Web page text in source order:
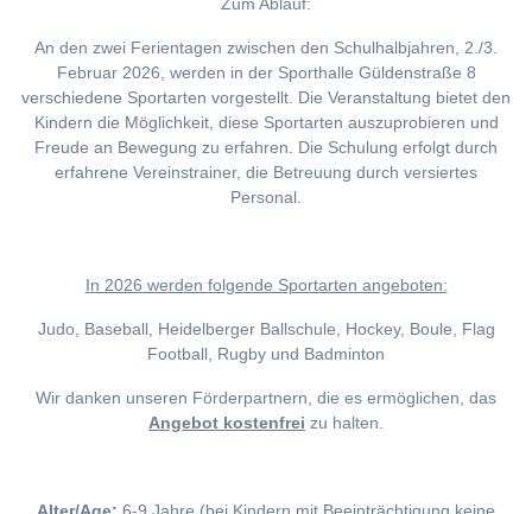
Zum Ablauf:
An den zwei Ferientagen zwischen den Schulhalbjahren, 2./3.
Februar 2026, werden in der Sporthalle Güldenstraße 8
verschiedene Sportarten vorgestellt. Die Veranstaltung bietet den
Kindern die Möglichkeit, diese Sportarten auszuprobieren und
Freude an Bewegung zu erfahren. Die Schulung erfolgt durch
erfahrene Vereinstrainer, die Betreuung durch versiertes
Personal.
In 2026 werden folgende Sportarten angeboten:
Judo, Baseball, Heidelberger Ballschule, Hockey, Boule, Flag
Football, Rugby und Badminton
Wir danken unseren Förderpartnern, die es ermöglichen, das
Angebot kostenfrei zu halten.